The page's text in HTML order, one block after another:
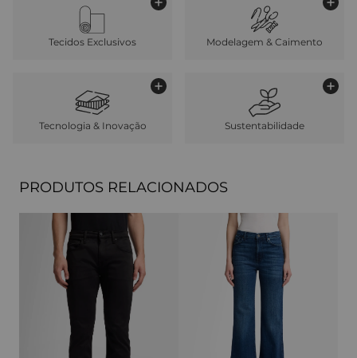
Tecidos Exclusivos Modelagem & Caimento
Tecnologia & Inovação Sustentabilidade
PRODUTOS RELACIONADOS